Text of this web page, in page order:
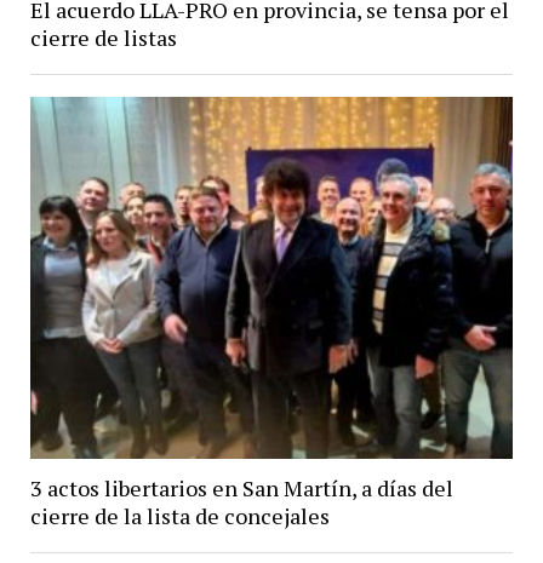
El acuerdo LLA-PRO en provincia, se tensa por el
cierre de listas
3 actos libertarios en San Martín, a días del
cierre de la lista de concejales